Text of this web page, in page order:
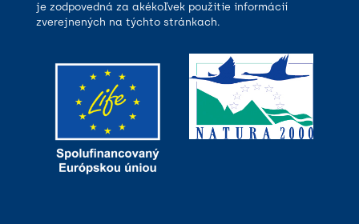
je zodpovedná za akékoľvek použitie informácií
zverejnených na týchto stránkach.